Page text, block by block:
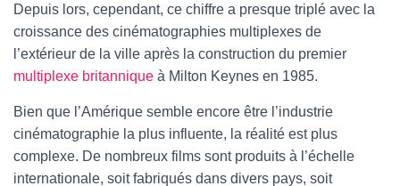
Depuis lors, cependant, ce chiffre a presque triplé avec la
croissance des cinématographies multiplexes de
l’extérieur de la ville après la construction du premier
multiplexe britannique à Milton Keynes en 1985.
Bien que l’Amérique semble encore être l’industrie
cinématographie la plus influente, la réalité est plus
complexe. De nombreux films sont produits à l’échelle
internationale, soit fabriqués dans divers pays, soit